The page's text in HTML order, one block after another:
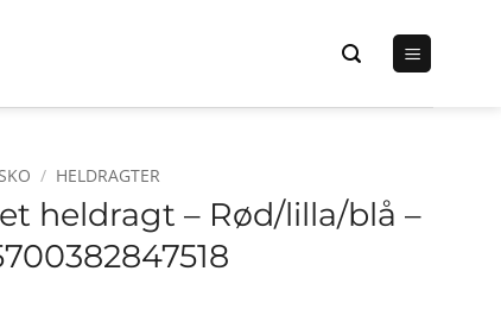
/ HELDRAGTER
heldragt – Rød/lilla/blå –